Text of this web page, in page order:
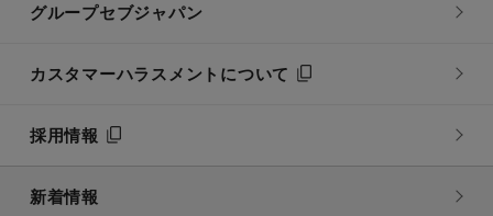
グループセブジャパン
カスタマーハラスメントについて
採用情報
新着情報